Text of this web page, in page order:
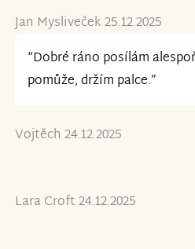
Jan Mysliveček 25.12.2025
“Dobré ráno posílám
pomůže, držím palce.”
Vojtěch 24.12.2025
Lara Croft 24.12.2025